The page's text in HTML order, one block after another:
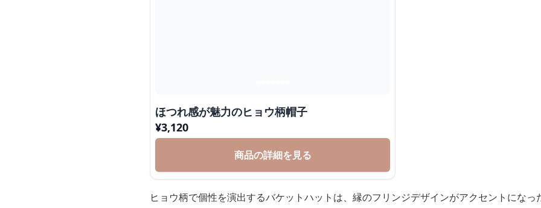
ほつれ感が魅力のヒョウ柄帽子
¥3,120
商品の詳細を見る
ヒョウ柄で個性を演出するバケットハットは、縁のフリンジデザインがアクセントになっ